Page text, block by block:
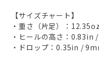
【サイズチャート】
・重さ（片足）：
・ヒールの高さ：0.83in
・ドロップ：0.35in /